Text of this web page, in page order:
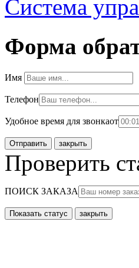
Система
Форма
Имя
Телефон
Удобное время для звонкаот
закрыть
Проверить
ПОИСК ЗАКАЗА
закрыть